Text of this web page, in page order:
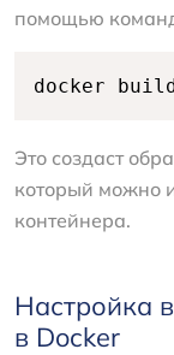
помощью
docker
Это создаст
который можно
контейнера.
Настройка
в Docker